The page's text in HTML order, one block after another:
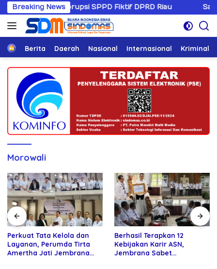
Langsung
ke
konten
Breaking News
Korupsi SPPD Fiktif DPRD Riau Sandiwaranya
HomeBerita Daerah Nasional Internasional Kriminal
Morowali
Perkuat Tata Kelola dan
Layanan, Perumda Tirta
Amertha Jati Jembrana
Berhasil Terapkan 12
Kebijakan Karir ASN,
Jembrana Sabet